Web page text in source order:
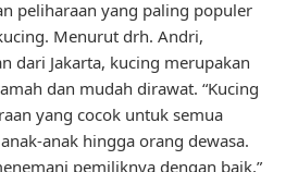
peliharaan yang paling populer
Menurut drh. Andri,
dari Jakarta, kucing merupakan
dan mudah dirawat. “Kucing
yang cocok untuk semua
anak hingga orang dewasa.
pemiliknya dengan baik,”